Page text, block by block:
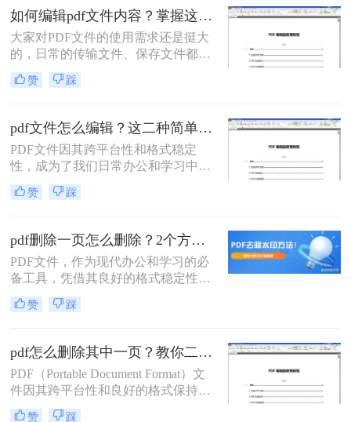
文件添加页码，以便更好地管理和阅
读。本文将详细介绍pdf怎么添加页
码。
如何编辑pdf文件内容？掌握这三个方法，轻松编辑PDF文件！
大家对PDF文件的使用需求还是挺大
的，日常的传输文件、保存文件都会
使用到它。很多时候我们在浏览文件
时会发现文件中出现一些错误，或者
PDF文件无法编辑。今天教大家两种
可以轻松实现如何编辑pdf文件内容的
方法，一起来学习吧！
赞 踩
pdf文件怎么编辑？这二种简单的方法分享给你！
PDF文件因其跨平台性和格式稳定
性，成为了我们日常办公和学习中不
可或缺的一部分。然而，当需要对
PDF文件进行编辑时，许多人可能会
呢？今天，我将为大家介绍两种常见
的PDF文件编辑方法，帮助大家轻松
应对各种编辑需求。
赞 踩
pdf删除一页怎么删除？2个方法分享给大家！
PDF文件，作为现代办公和学习的必
备工具，凭借其良好的格式稳定性和
跨平台性受到了广大用户的喜爱。然
而，在编辑PDF文件时，我们有时会
文将为您详细介绍PDF删除一页怎么
删除，帮助您轻松应对这一需求。
赞 踩
pdf怎么删除其中一页？教你二个快速删除技巧！
PDF（Portable Document Format）文
件因其跨平台性和良好的格式保持能
力，在办公、学习和日常生活中得到
赞 踩